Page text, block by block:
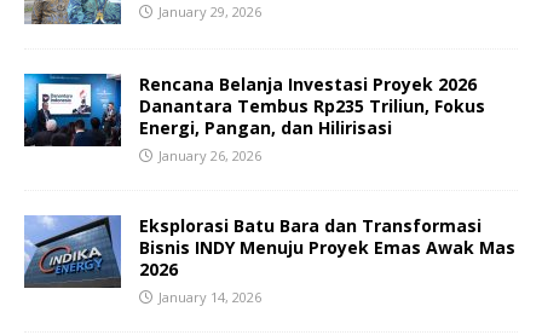
January 29, 2026
Rencana Belanja Investasi Proyek 2026
Danantara Tembus Rp235 Triliun, Fokus
Energi, Pangan, dan Hilirisasi
January 26, 2026
Eksplorasi Batu Bara dan Transformasi
Bisnis INDY Menuju Proyek Emas Awak Mas
2026
January 14, 2026